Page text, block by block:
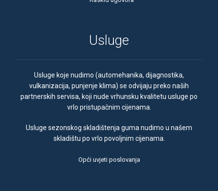
Usluge
Usluge koje nudimo (automehanika, dijagnostika,
vulkanizacija, punjenje klima) se odvijaju preko naših
partnerskih servisa, koji nude vrhunsku kvalitetu usluge po
vrlo pristupačnim cijenama.
Usluge sezonskog skladištenja guma nudimo u našem
skladištu po vrlo povoljnim cijenama.
Opći uvjeti poslovanja